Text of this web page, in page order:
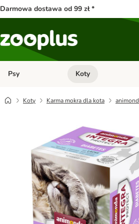
Darmowa dostawa od 99 zł *
Psy Otwórz menu
Koty
Koty Karma mokra dla kota